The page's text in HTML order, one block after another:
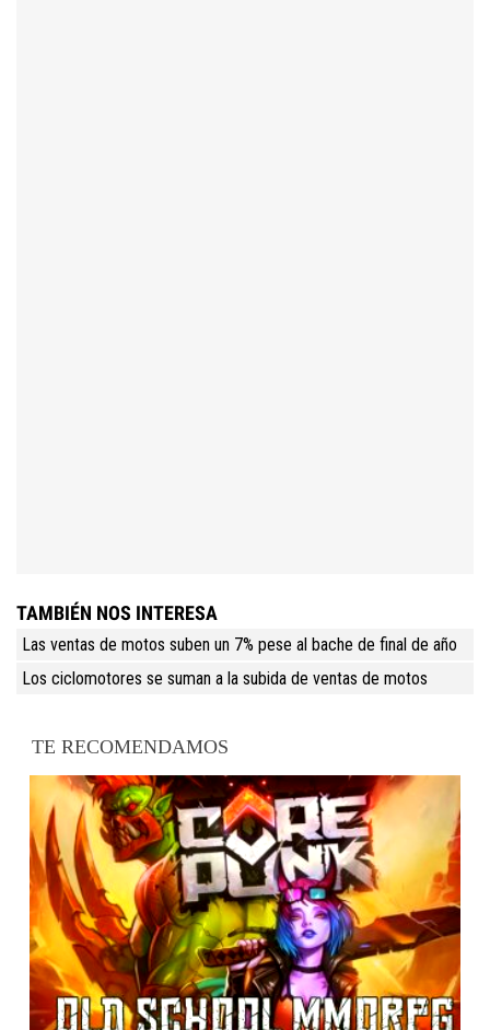
TAMBIÉN NOS INTERESA
Las ventas de motos suben un 7% pese al bache de final de año
Los ciclomotores se suman a la subida de ventas de motos
TE RECOMENDAMOS